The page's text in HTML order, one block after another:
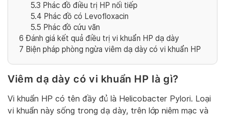
5.3 Phác đồ điều trị HP nối tiếp
5.4 Phác đồ có Levofloxacin
5.5 Phác đồ cứu vãn
6 Đánh giá kết quả điều trị vi khuẩn HP dạ dày
7 Biện pháp phòng ngừa viêm dạ dày có vi khuẩn HP
Viêm dạ dày có vi khuẩn HP là gì?
Vi khuẩn HP có tên đầy đủ là Helicobacter Pylori. Loại
vi khuẩn này sống trong dạ dày, trên lớp niêm mạc và